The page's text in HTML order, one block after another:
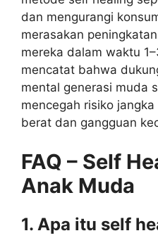
dan mengurangi
merasakan
mereka dalam waktu
mencatat bahwa
mental generasi muda
mencegah risiko
berat dan gangguan
FAQ – Self
Anak Muda
1. Apa itu self